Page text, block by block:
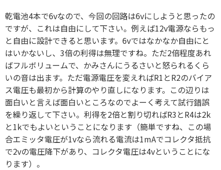
乾電池4本で6vなので、今回の回路は6vにしようと思ったの
ですが、これは自由にして下さい。例えば12v電源ならもっ
と自由に設計できると思います。6vではなかなか自由にと
はいかないし、3倍の利得は無理ですね。ただ2倍程度あれ
ばフルボリュームで、かみさんにうるさいと怒られるくら
いの音は出ます。ただ電源電圧を変えればR1とR2のバイア
ス電圧も最初から計算のやり直しになります。この辺りは
面白いと言えば面白いところなのでよーく考えて試行錯誤
を繰り返して下さい。利得を2倍と割り切ればR3とR4は2k
と1kでもよいということになります（簡単ですね、この場
合エミッタ電圧が1vなら流れる電流は1mAでコレクタ抵抗
で2vの電圧降下があり、コレクタ電圧は4vということにな
ります）。